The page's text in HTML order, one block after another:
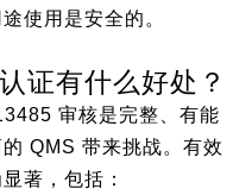
使用是安全的。
证有什么好处？
审核是完整、有能
QMS 带来挑战。有效
著，包括：